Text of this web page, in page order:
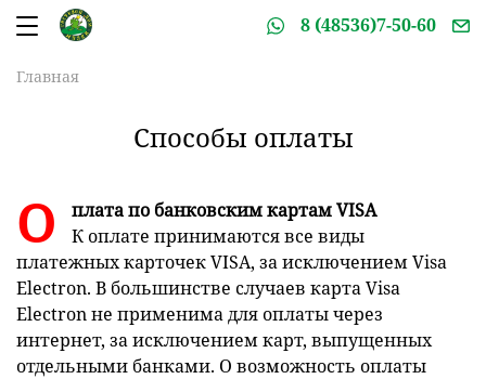
8 (48536)7-50-60
Главная
Способы оплаты
О
плата по банковским картам VISA
К оплате принимаются все виды
платежных карточек VISA, за исключением Visa
Electron. В большинстве случаев карта Visa
Electron не применима для оплаты через
интернет, за исключением карт, выпущенных
отдельными банками. О возможность оплаты